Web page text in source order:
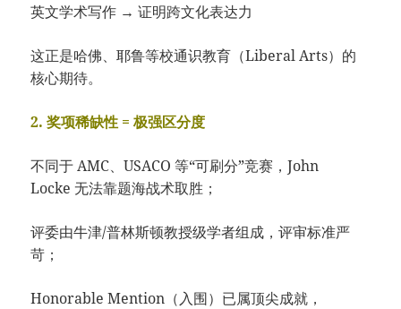
英文学术写作 → 证明跨文化表达力
这正是哈佛、耶鲁等校通识教育（Liberal Arts）的
核心期待。
2. 奖项稀缺性 = 极强区分度
不同于 AMC、USACO 等“可刷分”竞赛，John
Locke 无法靠题海战术取胜；
评委由牛津/普林斯顿教授级学者组成，评审标准严
苛；
Honorable Mention（入围）已属顶尖成就，